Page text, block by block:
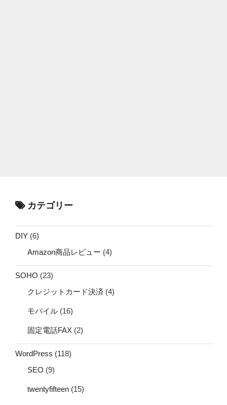
カテゴリー
DIY (6)
Amazon商品レビュー (4)
SOHO (23)
クレジットカード決済 (4)
モバイル (16)
固定電話FAX (2)
WordPress (118)
SEO (9)
twentyfifteen (15)